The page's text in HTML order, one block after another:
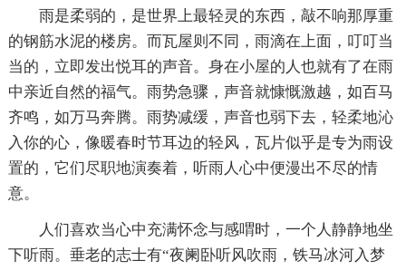
雨是柔弱的，是世界上最轻灵的东西，敲不响那厚重
的钢筋水泥的楼房。而瓦屋则不同，雨滴在上面，叮叮当
当的，立即发出悦耳的声音。身在小屋的人也就有了在雨
中亲近自然的福气。雨势急骤，声音就慷慨激越，如百马
齐鸣，如万马奔腾。雨势减缓，声音也弱下去，轻柔地沁
入你的心，像暖春时节耳边的轻风，瓦片似乎是专为雨设
置的，它们尽职地演奏着，听雨人心中便漫出不尽的情
意。
人们喜欢当心中充满怀念与感喟时，一个人静静地坐
下听雨。垂老的志士有“夜阑卧听风吹雨，铁马冰河入梦